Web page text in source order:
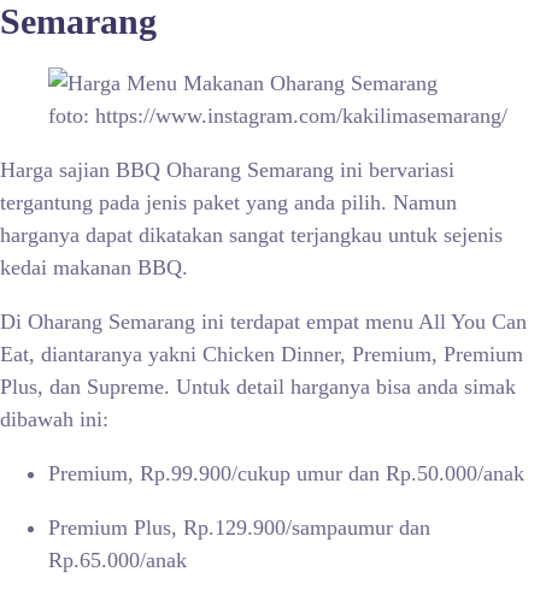
Semarang
foto: https://www.instagram.com/kakilimasemarang/
Harga sajian BBQ Oharang Semarang ini bervariasi
tergantung pada jenis paket yang anda pilih. Namun
harganya dapat dikatakan sangat terjangkau untuk sejenis
kedai makanan BBQ.
Di Oharang Semarang ini terdapat empat menu All You Can
Eat, diantaranya yakni Chicken Dinner, Premium, Premium
Plus, dan Supreme. Untuk detail harganya bisa anda simak
dibawah ini:
Premium, Rp.99.900/cukup umur dan Rp.50.000/anak
Premium Plus, Rp.129.900/sampaumur dan
Rp.65.000/anak